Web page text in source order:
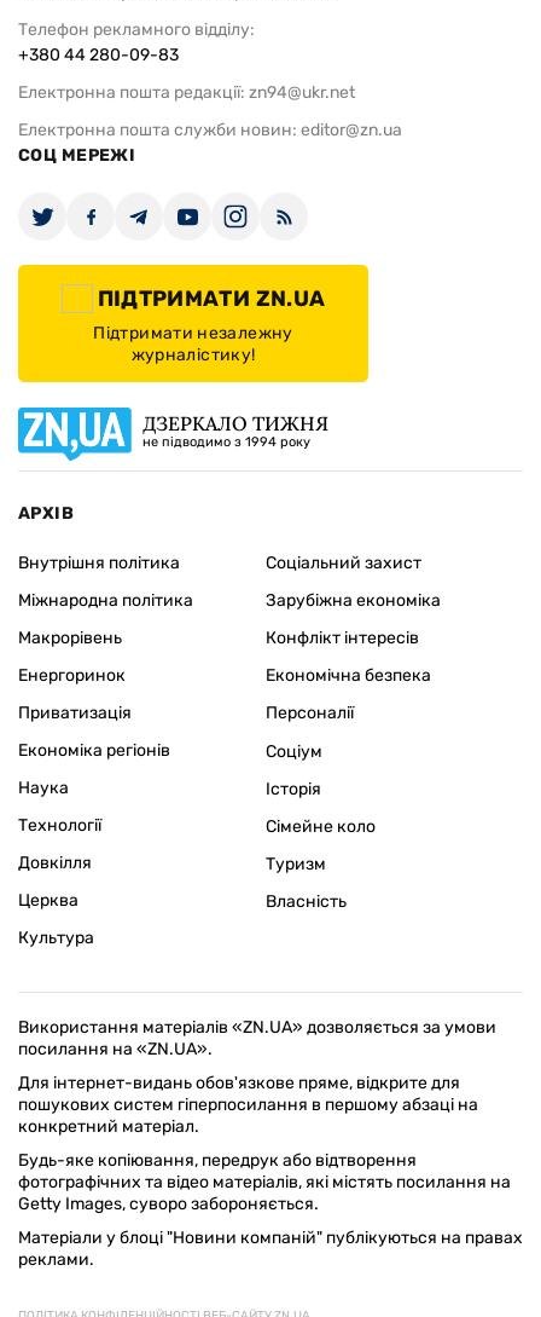
Телефон рекламного відділу:
+380 44 280-09-83
Електронна пошта редакції: zn94@ukr.net
Електронна пошта служби новин: editor@zn.ua
СОЦ МЕРЕЖІ
ПІДТРИМАТИ ZN.UA
Підтримати незалежну
журналістику!
ДЗЕРКАЛО ТИЖНЯ
не підводимо з 1994 року
АРХІВ
Внутрішня політика
Міжнародна політика
Макрорівень
Енергоринок
Приватизація
Економіка регіонів
Соціальний захист
Зарубіжна економіка
Конфлікт інтересів
Економічна безпека
Персоналії
Наука
Технології
Довкілля
Церква
Культура
Соціум
Історія
Сімейне коло
Туризм
Власність
Використання матеріалів «ZN.UA» дозволяється за умови
посилання на «ZN.UA».
Для інтернет-видань обов'язкове пряме, відкрите для
пошукових систем гіперпосилання в першому абзаці на
конкретний матеріал.
Будь-яке копіювання, передрук або відтворення
фотографічних та відео матеріалів, які містять посилання на
Getty Images, суворо забороняється.
Матеріали у блоці "Новини компаній" публікуються на правах
реклами.